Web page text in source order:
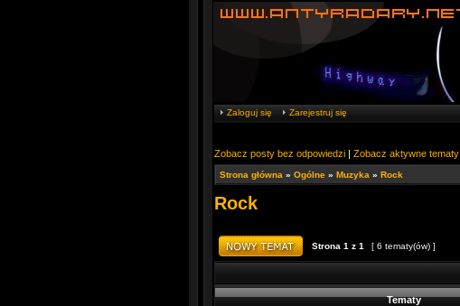
Zaloguj się Zarejestruj się
Zobacz posty bez odpowiedzi | Zobacz aktywne tematy
Strona główna » Ogólne » Muzyka » Rock
Rock
Strona 1 z 1 [ 6 tematy(ów) ]
Tematy